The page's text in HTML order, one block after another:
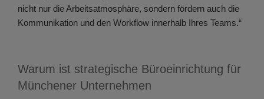
nicht nur die Arbeitsatmosphäre, sondern fördern auch die
Kommunikation und den Workflow innerhalb Ihres Teams.“
Warum ist strategische Büroeinrichtung für
Münchener Unternehmen